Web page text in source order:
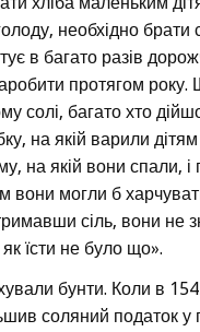
необхідно брати
в багато разів
протягом року.
солі, багато хто
на якій варили дітям
на якій вони спали,
вони могли б
сіль, вони не
їсти не було що».
бунти. Коли в
соляний податок у